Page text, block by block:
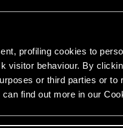
profiling cookies to
visitor behaviour. By
or third parties or
find out more in our